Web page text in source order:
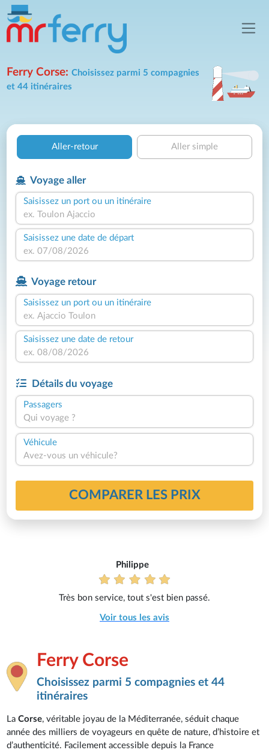
Ferry Corse:Choisissez parmi 5 compagnies
et 44 itinéraires
Aller-retour Aller simple
Voyage aller
Saisissez un port ou un itinéraire
Saisissez une date de départ
Voyage retour
Saisissez un port ou un itinéraire
Saisissez une date de retour
Détails du voyage
Passagers
Qui voyage ?
Véhicule
Avez-vous un véhicule?
COMPARER LES PRIX
Philippe
Très bon service, tout s'est bien passé.
Voir tous les avis
Ferry Corse
Choisissez parmi 5 compagnies et 44
itinéraires
LaCorse, véritable joyau de la Méditerranée, séduit chaque
année des milliers de voyageurs en quête de nature, d’histoire et
d’authenticité. Facilement accessible depuis la France